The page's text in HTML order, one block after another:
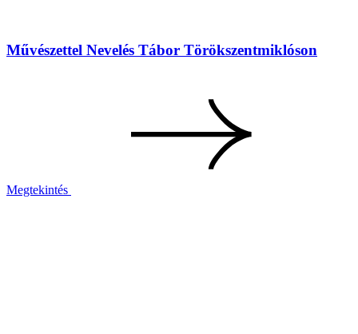
Művészettel Nevelés Tábor Törökszentmiklóson
Megtekintés